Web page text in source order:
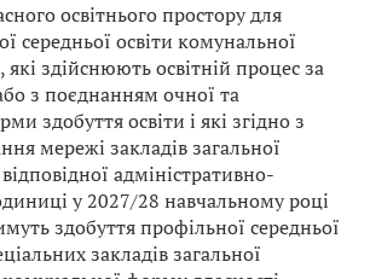
освітнього простору для
середньої освіти комунальної
здійснюють освітній процес за
з поєднанням очної та
здобуття освіти і які згідно з
мережі закладів загальної
адміністративно-
у 2027/28 навчальному році
здобуття профільної середньої
закладів загальної